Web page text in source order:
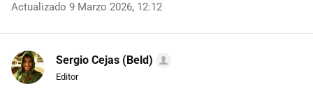
Actualizado 9 Marzo 2026, 12:12
Sergio Cejas (Beld)
Editor